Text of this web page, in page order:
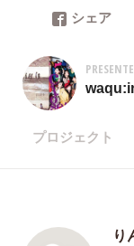
シェア
プロジェクト
り